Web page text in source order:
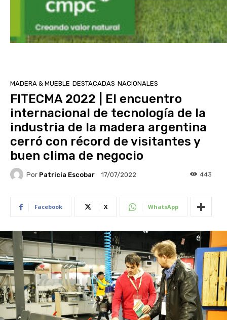
MADERA & MUEBLE DESTACADAS NACIONALES
FITECMA 2022 | El encuentro
internacional de tecnología de la
industria de la madera argentina
cerró con récord de visitantes y
buen clima de negocio
Por Patricia Escobar 17/07/2022 443
Facebook X WhatsApp